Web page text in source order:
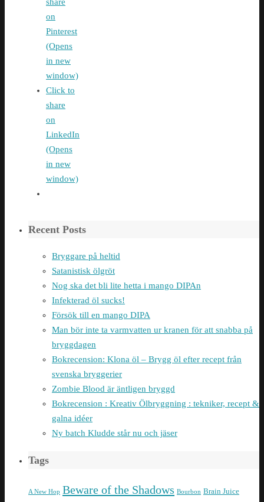
on
Pinterest
(Opens
in new
window)
Click to
share
on
LinkedIn
(Opens
in new
window)
Recent Posts
Bryggare på heltid
Satanistisk ölgröt
Nog ska det bli lite hetta i mango DIPAn
Infekterad öl sucks!
Försök till en mango DIPA
Man bör inte ta varmvatten ur kranen för att snabba på
bryggdagen
Bokrecension: Klona öl – Brygg öl efter recept från
svenska bryggerier
Zombie Blood är äntligen bryggd
Bokrecension : Kreativ Ölbryggning : tekniker, recept &
galna idéer
Ny batch Kludde står nu och jäser
Tags
A New Hop Beware of the Shadows Bourbon Brain Juice